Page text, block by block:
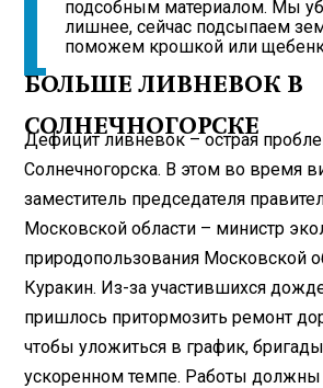
подсобным материалом. Мы
лишнее, сейчас подсыпаем
поможем крошкой или
БОЛЬШЕ ЛИВНЕВОК В
СОЛНЕЧНОГОРСКЕ
Дефицит ливневок – острая
Солнечногорска. В этом во время
заместитель председателя
Московской области – министр
природопользования Московской
Куракин. Из-за участившихся
пришлось притормозить ремонт
чтобы уложиться в график,
ускоренном темпе. Работы